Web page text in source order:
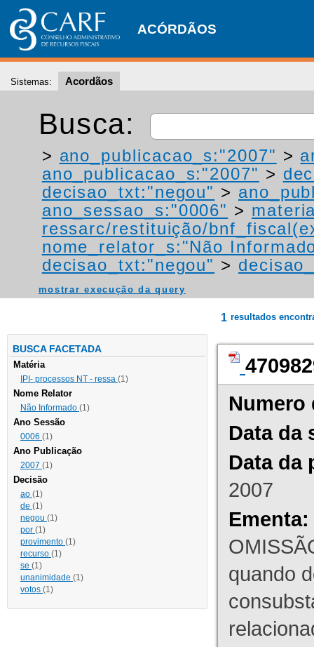
ACÓRDÃOS
Sistemas: Acordãos
Busca:
> ano_publicacao_s:"2007" >
ano_publicacao_s:"2007" >
decisao_txt:"negou" >
ano_sessao_s:"0006" >
ressarc/restituição/
nome_relator_s:"Não
decisao_txt:"negou" >
mostrar execução da query
BUSCA FACETADA
Matéria
IPI- processos NT - ressa (1)
Nome Relator
Não Informado (1)
Ano Sessão
0006 (1)
Ano Publicação
2007 (1)
Decisão
ao (1)
de (1)
negou (1)
por (1)
provimento (1)
recurso (1)
se (1)
unanimidade (1)
votos (1)
1 resultados
Numero
Data da
Data da
2007
Ementa:
quando